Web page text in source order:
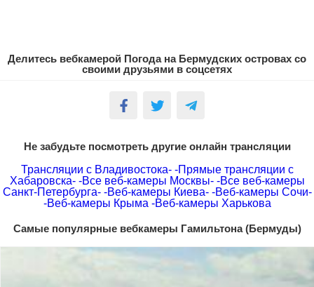
Делитесь вебкамерой Погода на Бермудских островах со
своими друзьями в соцсетях
Не забудьте посмотреть другие онлайн трансляции
Трансляции с Владивостока- -Прямые трансляции с
Хабаровска- -Все веб-камеры Москвы- -Все веб-камеры
Санкт-Петербурга- -Веб-камеры Киева- -Веб-камеры Сочи-
-Веб-камеры Крыма -Веб-камеры Харькова
Самые популярные вебкамеры Гамильтона (Бермуды)